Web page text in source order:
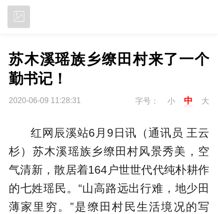
苏木溪瑶族乡缭田村来了一个
勤书记！
2020-06-09 11:28:31 字号： 小 中 大
红网辰溪站6月9日讯（通讯员 王云
杉）苏木溪瑶族乡缭田村风景秀美，空
气清新，散居着164户世世代代纯朴耕作
的七姓瑶民。“山高路远出行难，地少田
薄家里穷。”是缭田村民生活境况的写